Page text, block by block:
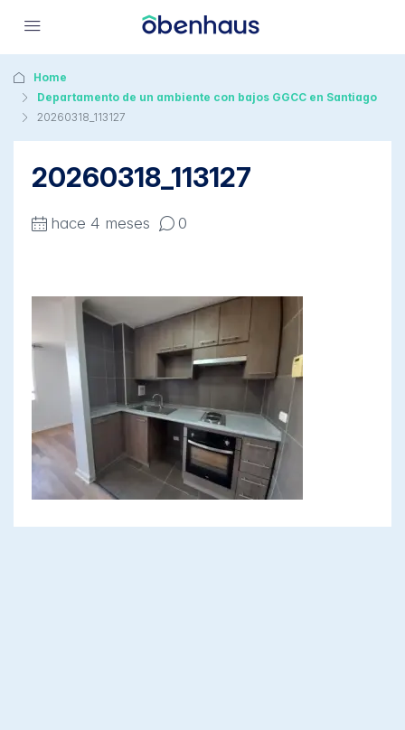
Home
Departamento de un ambiente con bajos GGCC en Santiago
20260318_113127
20260318_113127
hace 4 meses 0